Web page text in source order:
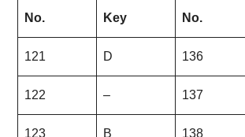
No.
Key
No.
121 D 136
122 – 137
123 B 138